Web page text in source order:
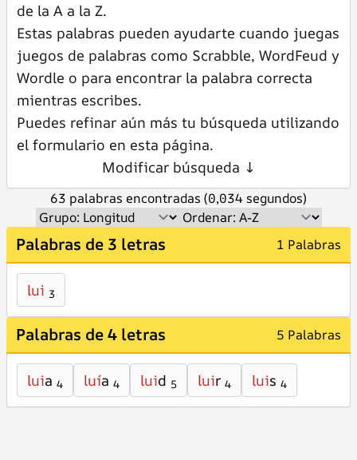
de la A a la Z.
Estas palabras pueden ayudarte cuando juegas
juegos de palabras como Scrabble, WordFeud y
Wordle o para encontrar la palabra correcta
mientras escribes.
Puedes refinar aún más tu búsqueda utilizando
el formulario en esta página.
Modificar búsqueda ↓
63 palabras encontradas (0,034 segundos)
Palabras de 3 letras 1 Palabras
lui 3
Palabras de 4 letras 5 Palabras
luia 4 luía 4 luid 5 luir 4 luis 4